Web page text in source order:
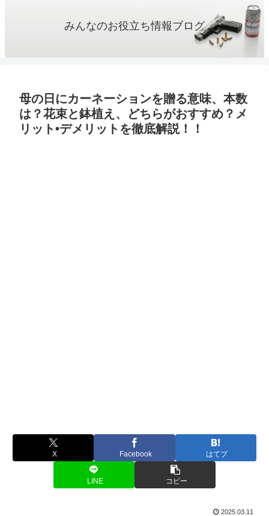
みんなのお役立ち情報ブログ
母の日にカーネーションを贈る意味、本数
は？花束と鉢植え、どちらがおすすめ？メ
リット•デメリットを徹底解説！！
X Facebook はてブ
LINE コピー
2025.03.11